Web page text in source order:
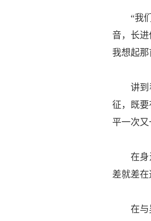
“我
音，长
我想起那
讲
征，既
平一次
在
差就差在
在与